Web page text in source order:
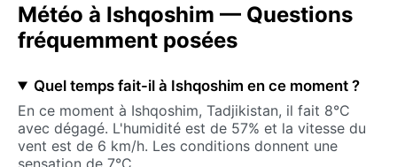
Météo à Ishqoshim — Questions
fréquemment posées
Quel temps fait-il à Ishqoshim en ce moment ?
En ce moment à Ishqoshim, Tadjikistan, il fait 8°C
avec dégagé. L'humidité est de 57% et la vitesse du
vent est de 6 km/h. Les conditions donnent une
sensation de 7°C.